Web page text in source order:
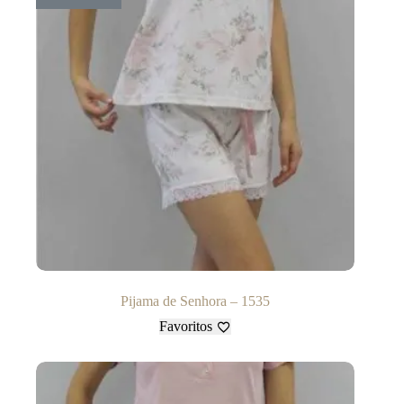
Pijama de Senhora – 1535
Favoritos